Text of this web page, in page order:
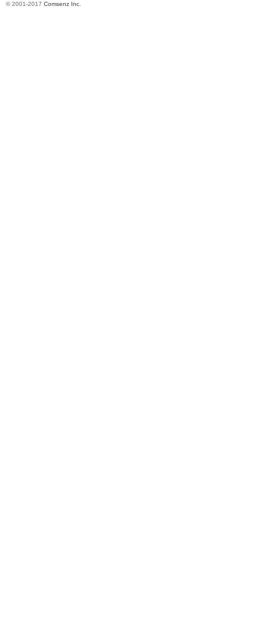
© 2001-2017 Comsenz Inc.